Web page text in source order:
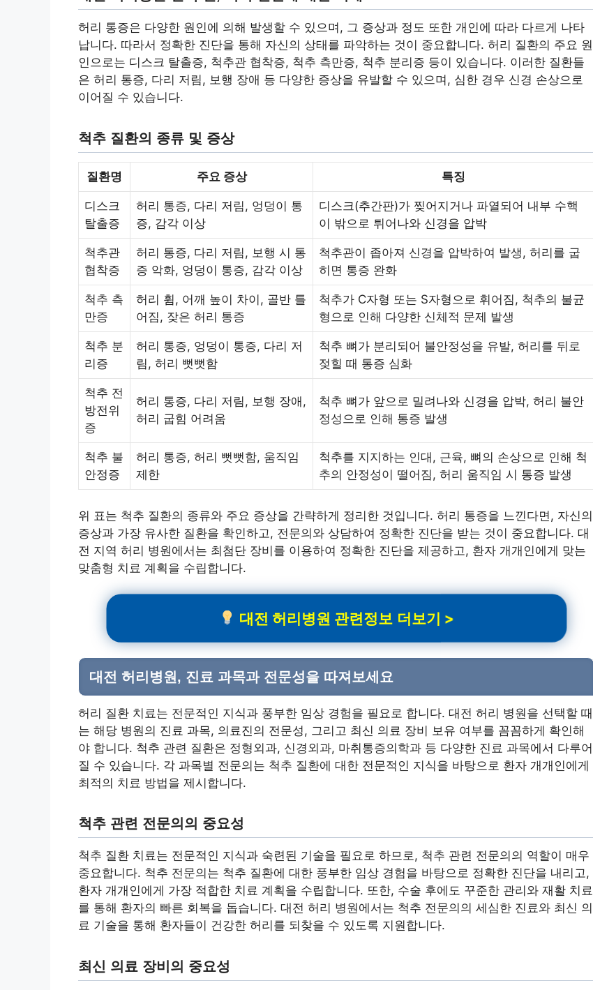
허리 통증은 다양한 원인에 의해 발생할 수 있으며, 그 증상과 정도 또한 개인에 따라 다르게 나타
납니다. 따라서 정확한 진단을 통해 자신의 상태를 파악하는 것이 중요합니다. 허리 질환의 주요 원
인으로는 디스크 탈출증, 척추관 협착증, 척추 측만증, 척추 분리증 등이 있습니다. 이러한 질환들
은 허리 통증, 다리 저림, 보행 장애 등 다양한 증상을 유발할 수 있으며, 심한 경우 신경 손상으로
이어질 수 있습니다.
척추 질환의 종류 및 증상
질환명 주요 증상 특징
디스크
탈출증
허리 통증, 다리 저림, 엉덩이 통
증, 감각 이상
디스크(추간판)가 찢어지거나 파열되어 내부 수핵
이 밖으로 튀어나와 신경을 압박
척추관
협착증
허리 통증, 다리 저림, 보행 시 통
증 악화, 엉덩이 통증, 감각 이상
척추관이 좁아져 신경을 압박하여 발생, 허리를 굽
히면 통증 완화
척추 측
만증
허리 휨, 어깨 높이 차이, 골반 틀
어짐, 잦은 허리 통증
척추가 C자형 또는 S자형으로 휘어짐, 척추의 불균
형으로 인해 다양한 신체적 문제 발생
척추 분
리증
허리 통증, 엉덩이 통증, 다리 저
림, 허리 뻣뻣함
척추 뼈가 분리되어 불안정성을 유발, 허리를 뒤로
젖힐 때 통증 심화
척추 전
방전위
증
허리 통증, 다리 저림, 보행 장애,
허리 굽힘 어려움
척추 뼈가 앞으로 밀려나와 신경을 압박, 허리 불안
정성으로 인해 통증 발생
척추 불
안정증
허리 통증, 허리 뻣뻣함, 움직임
제한
척추를 지지하는 인대, 근육, 뼈의 손상으로 인해 척
추의 안정성이 떨어짐, 허리 움직임 시 통증 발생
위 표는 척추 질환의 종류와 주요 증상을 간략하게 정리한 것입니다. 허리 통증을 느낀다면, 자신의
증상과 가장 유사한 질환을 확인하고, 전문의와 상담하여 정확한 진단을 받는 것이 중요합니다. 대
전 지역 허리 병원에서는 최첨단 장비를 이용하여 정확한 진단을 제공하고, 환자 개개인에게 맞는
맞춤형 치료 계획을 수립합니다.
대전 허리병원 관련정보 더보기 >
대전 허리병원, 진료 과목과 전문성을 따져보세요
허리 질환 치료는 전문적인 지식과 풍부한 임상 경험을 필요로 합니다. 대전 허리 병원을 선택할 때
는 해당 병원의 진료 과목, 의료진의 전문성, 그리고 최신 의료 장비 보유 여부를 꼼꼼하게 확인해
야 합니다. 척추 관련 질환은 정형외과, 신경외과, 마취통증의학과 등 다양한 진료 과목에서 다루어
질 수 있습니다. 각 과목별 전문의는 척추 질환에 대한 전문적인 지식을 바탕으로 환자 개개인에게
최적의 치료 방법을 제시합니다.
척추 관련 전문의의 중요성
척추 질환 치료는 전문적인 지식과 숙련된 기술을 필요로 하므로, 척추 관련 전문의의 역할이 매우
중요합니다. 척추 전문의는 척추 질환에 대한 풍부한 임상 경험을 바탕으로 정확한 진단을 내리고,
환자 개개인에게 가장 적합한 치료 계획을 수립합니다. 또한, 수술 후에도 꾸준한 관리와 재활 치료
를 통해 환자의 빠른 회복을 돕습니다. 대전 허리 병원에서는 척추 전문의의 세심한 진료와 최신 의
료 기술을 통해 환자들이 건강한 허리를 되찾을 수 있도록 지원합니다.
최신 의료 장비의 중요성